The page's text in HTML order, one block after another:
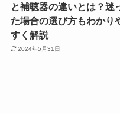
と補聴器の違いとは？迷
た場合の選び方もわかり
すく解説
2024年5月31日